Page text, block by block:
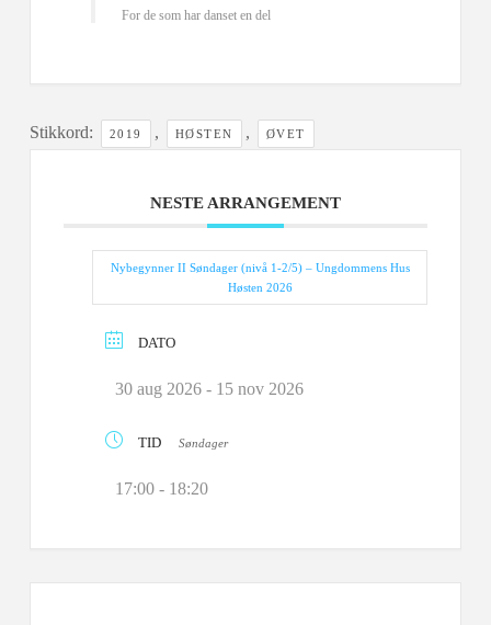
For de som har danset en del
Stikkord: 2019 , HØSTEN , ØVET
NESTE ARRANGEMENT
Nybegynner II Søndager (nivå 1-2/5) – Ungdommens Hus
Høsten 2026
DATO
30 aug 2026 - 15 nov 2026
TID Søndager
17:00 - 18:20